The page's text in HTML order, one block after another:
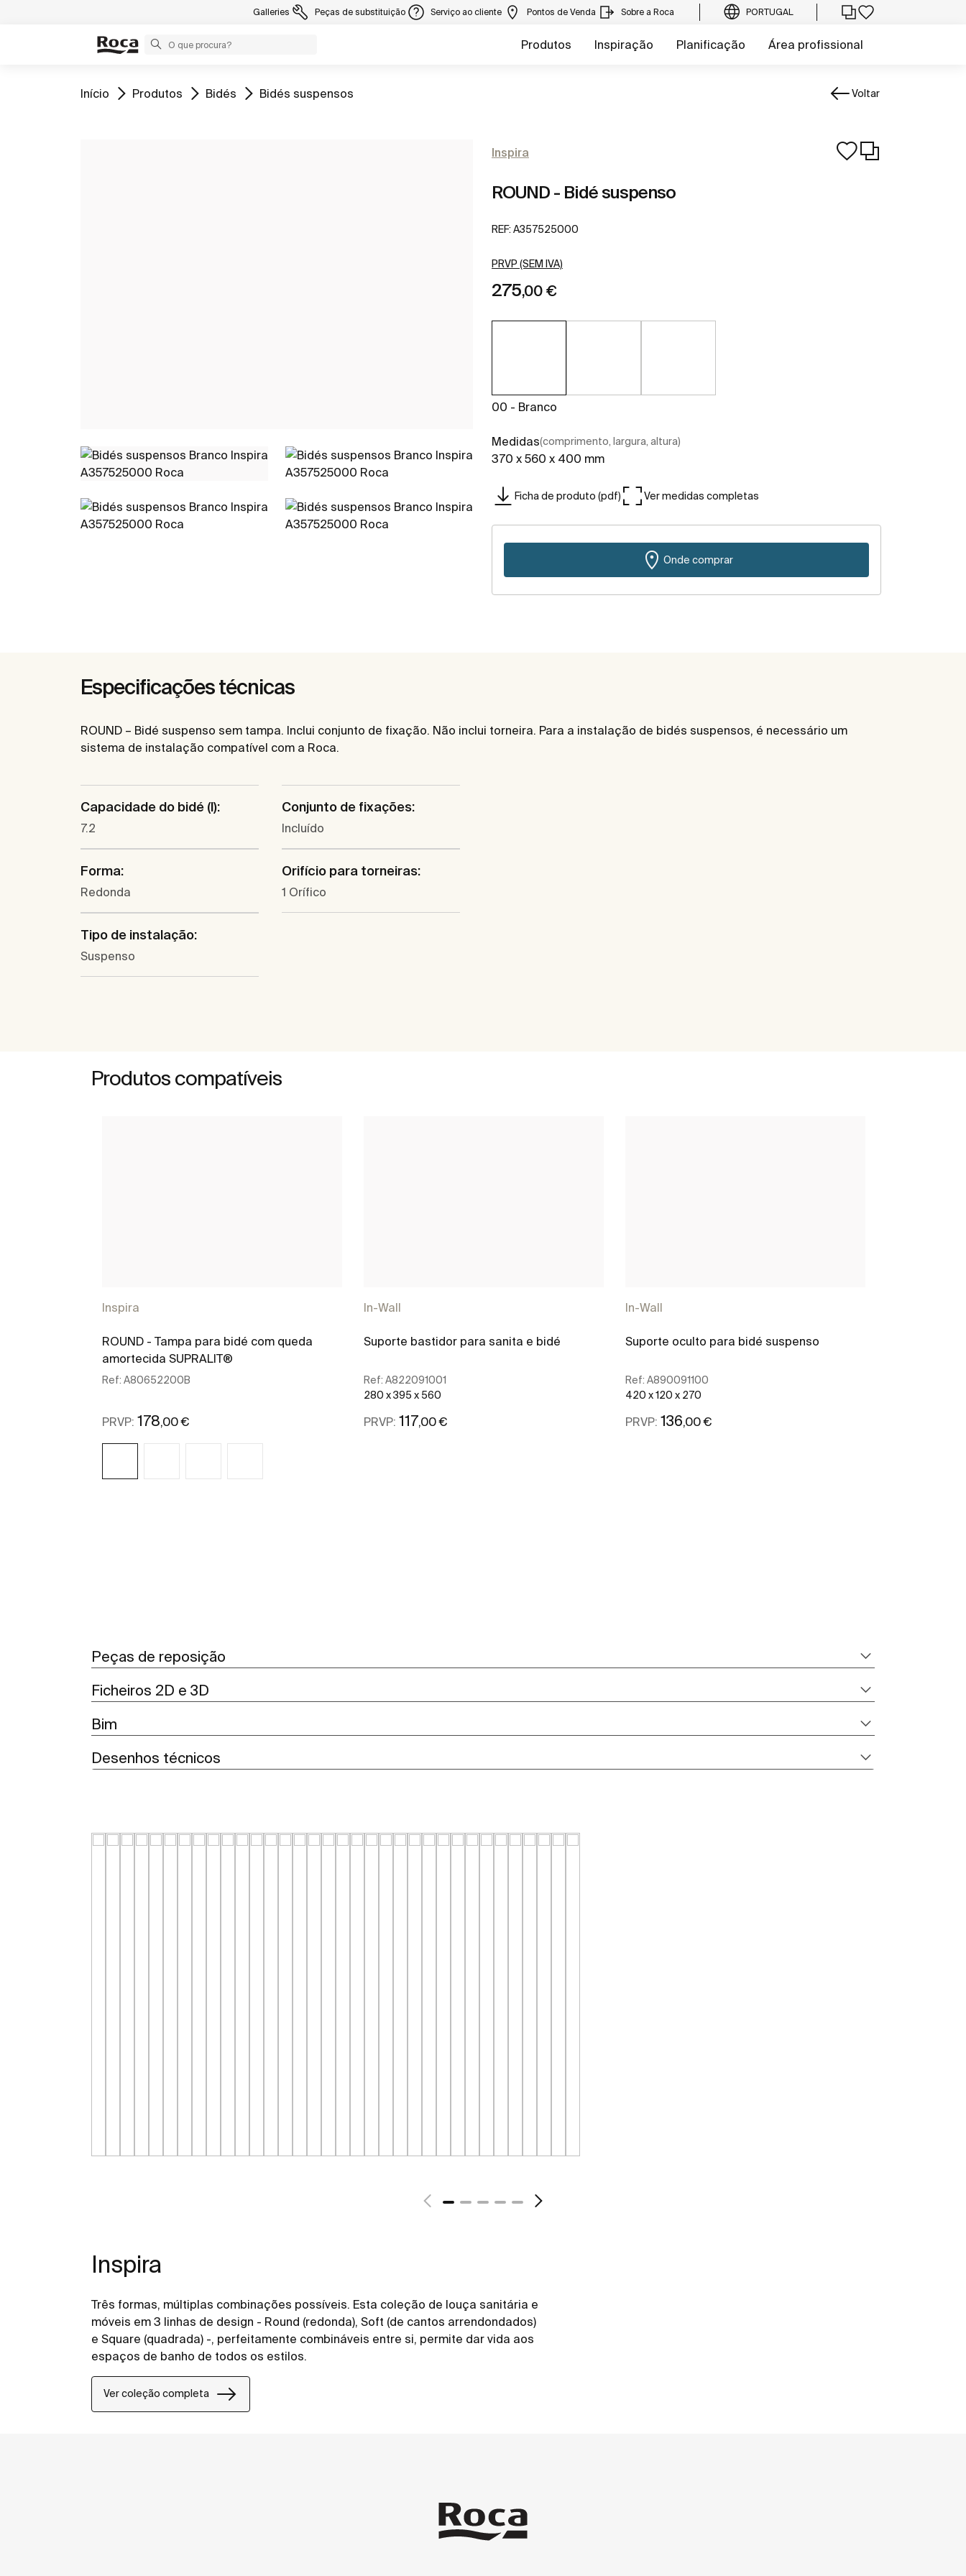
Galleries Peças de substituição Serviço ao cliente Pontos de Venda Sobre a Roca PORTUGAL
Produtos Inspiração Planificação Área profissional
Ir para
Início Ir para
Produtos Ir para
Bidés Ir para
Bidés suspensos Voltar
Inspira
ROUND - Bidé suspenso
REF: A357525000
PRVP (SEM IVA)
275,00 €
00 - Branco
Medidas(comprimento, largura, altura)
370 x 560 x 400 mm
Ficha de produto (pdf) Ver medidas completas
Onde comprar
Especificações técnicas
ROUND – Bidé suspenso sem tampa. Inclui conjunto de fixação. Não inclui torneira. Para a instalação de bidés suspensos, é necessário um
sistema de instalação compatível com a Roca.
Capacidade do bidé (l):
7.2
Conjunto de fixações:
Incluído
Forma:
Redonda
Orifício para torneiras:
1 Orífico
Tipo de instalação:
Suspenso
Produtos compatíveis
Inspira
ROUND - Tampa para bidé com queda
amortecida SUPRALIT®
Ref: A80652200B
PRVP: 178 ,00 €
In-Wall
Suporte bastidor para sanita e bidé
Ref: A822091001
280 x 395 x 560
PRVP: 117 ,00 €
In-Wall
Suporte oculto para bidé suspenso
Ref: A890091100
420 x 120 x 270
PRVP: 136 ,00 €
Peças de reposição
Ficheiros 2D e 3D
Bim
Desenhos técnicos
Inspira
Três formas, múltiplas combinações possíveis. Esta coleção de louça sanitária e
móveis em 3 linhas de design - Round (redonda), Soft (de cantos arrendondados)
e Square (quadrada) -, perfeitamente combináveis entre si, permite dar vida aos
espaços de banho de todos os estilos.
Ver coleção completa